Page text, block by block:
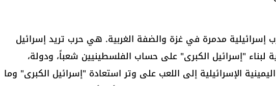
مدمرة في غزة والضفة الغربية. هي حرب تريد إسرائيل
لبناء "إسرائيل الكبرى" على حساب الفلسطينيين شعباً، ودولة،
الإسرائيلية إلى اللعب على وتر استعادة "إسرائيل الكبرى" وما